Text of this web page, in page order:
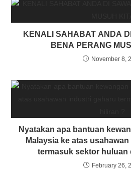
KENALI SAHABAT ANDA
BENA PERANG
November 8,
Nyatakan apa bantuan
Malaysia ke atas
termasuk sektor huluan
February 26,